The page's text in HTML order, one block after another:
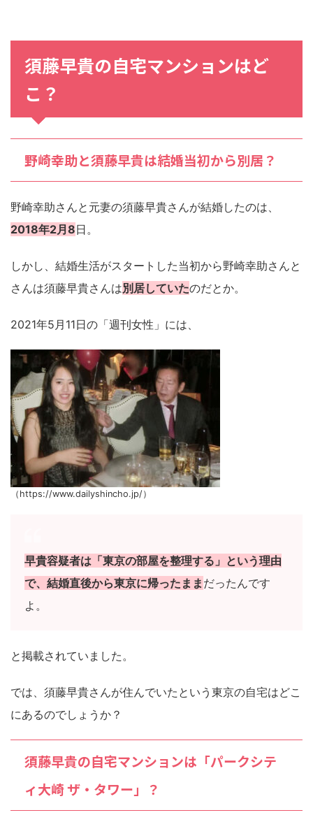
須藤早貴の自宅マンションはど
こ？
野崎幸助と須藤早貴は結婚当初から別居？
野崎幸助さんと元妻の須藤早貴さんが結婚したのは、
2018年2月8日。
しかし、結婚生活がスタートした当初から野崎幸助さんと
さんは須藤早貴さんは別居していたのだとか。
2021年5月11日の「週刊女性」には、
（https://www.dailyshincho.jp/）
早貴容疑者は「東京の部屋を整理する」という理由
で、結婚直後から東京に帰ったままだったんです
よ。
と掲載されていました。
では、須藤早貴さんが住んでいたという東京の自宅はどこ
にあるのでしょうか？
須藤早貴の自宅マンションは「パークシテ
ィ大崎 ザ・タワー」？